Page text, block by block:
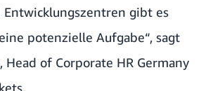
Entwicklungszentren gibt es
potenzielle Aufgabe“, sagt
of Corporate HR Germany